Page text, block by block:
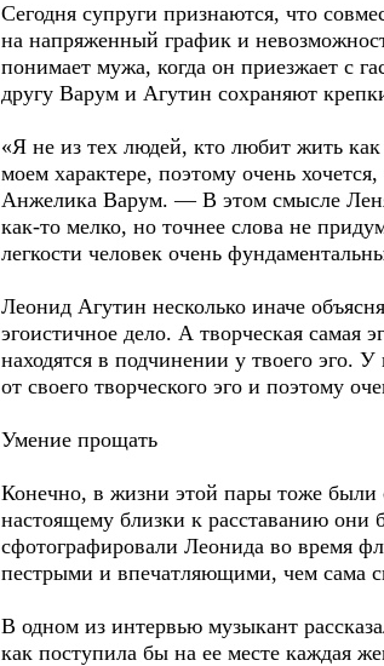
Сегодня супруги признаются, что
на напряженный график и
понимает мужа, когда он приезжает с
другу Варум и Агутин сохраняют
«Я не из тех людей, кто любит жить
моем характере, поэтому очень
Анжелика Варум. — В этом смысле
как-то мелко, но точнее слова не
легкости человек очень
Леонид Агутин несколько иначе
эгоистичное дело. А творческая самая
находятся в подчинении у твоего эго.
от своего творческого эго и поэтому
Умение прощать
Конечно, в жизни этой пары тоже
настоящему близки к расставанию они
сфотографировали Леонида во время
пестрыми и впечатляющими, чем сама
В одном из интервью музыкант
как поступила бы на ее месте каждая